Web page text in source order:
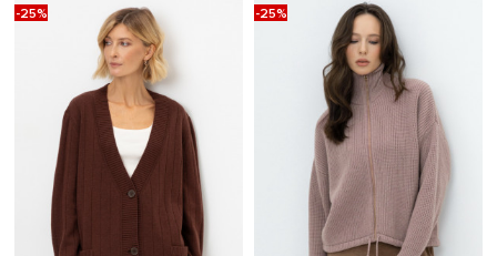
-25% -25%